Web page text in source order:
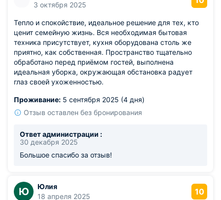
3 октября 2025
Тепло и спокойствие, идеальное решение для тех, кто
ценит семейную жизнь. Вся необходимая бытовая
техника присутствует, кухня оборудована столь же
приятно, как собственная. Пространство тщательно
обработано перед приёмом гостей, выполнена
идеальная уборка, окружающая обстановка радует
глаз своей ухоженностью.
Проживание: 5 сентября 2025 (4 дня)
Отзыв оставлен без бронирования
Ответ администрации :
30 декабря 2025
Большое спасибо за отзыв!
Ю
Юлия
18 апреля 2025
10